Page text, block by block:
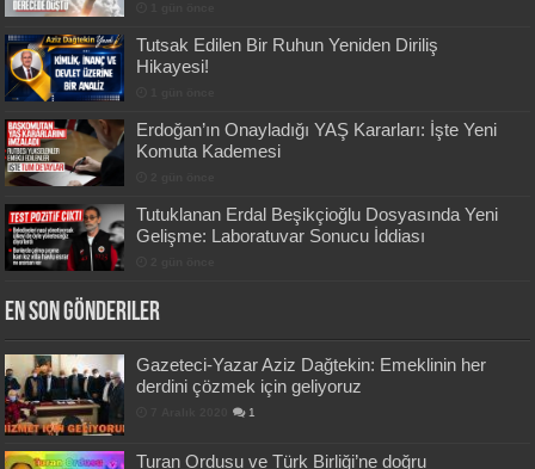
Tutsak Edilen Bir Ruhun Yeniden Diriliş
Hikayesi!
Erdoğan’ın Onayladığı YAŞ Kararları: İşte Yeni
Komuta Kademesi
Tutuklanan Erdal Beşikçioğlu Dosyasında Yeni
Gelişme: Laboratuvar Sonucu İddiası
En Son Gönderiler
Gazeteci-Yazar Aziz Dağtekin: Emeklinin her
derdini çözmek için geliyoruz
1
Turan Ordusu ve Türk Birliği’ne doğru